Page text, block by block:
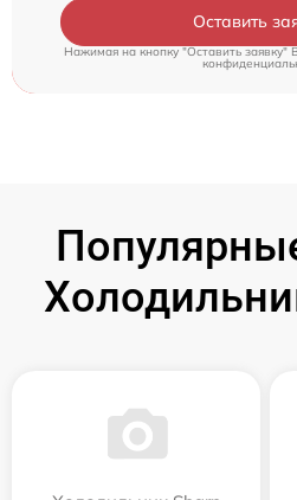
Оставить
Нажимая на кнопку "Оставить заявку"